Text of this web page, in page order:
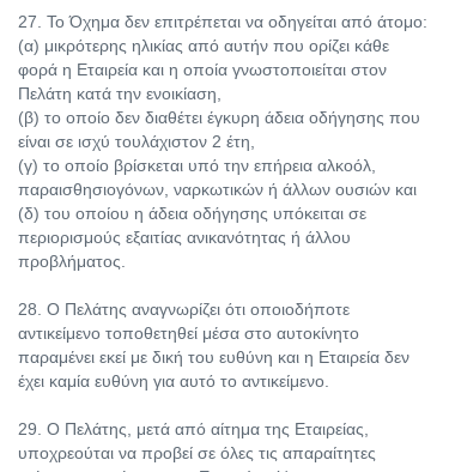
27. Το Όχημα δεν επιτρέπεται να οδηγείται από άτομο:
(α) μικρότερης ηλικίας από αυτήν που ορίζει κάθε
φορά η Εταιρεία και η οποία γνωστοποιείται στον
Πελάτη κατά την ενοικίαση,
(β) το οποίο δεν διαθέτει έγκυρη άδεια οδήγησης που
είναι σε ισχύ τουλάχιστον 2 έτη,
(γ) το οποίο βρίσκεται υπό την επήρεια αλκοόλ,
παραισθησιογόνων, ναρκωτικών ή άλλων ουσιών και
(δ) του οποίου η άδεια οδήγησης υπόκειται σε
περιορισμούς εξαιτίας ανικανότητας ή άλλου
προβλήματος.
28. Ο Πελάτης αναγνωρίζει ότι οποιοδήποτε
αντικείμενο τοποθετηθεί μέσα στο αυτοκίνητο
παραμένει εκεί με δική του ευθύνη και η Εταιρεία δεν
έχει καμία ευθύνη για αυτό το αντικείμενο.
29. Ο Πελάτης, μετά από αίτημα της Εταιρείας,
υποχρεούται να προβεί σε όλες τις απαραίτητες